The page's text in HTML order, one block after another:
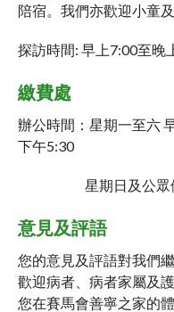
陪宿。我們亦歡迎小童
探訪時間: 早上7:00至晚
繳費處
辦公時間：星期一至六
下午5:30
星期日及公眾假
意見及評語
您的意見及評語對我們
歡迎病者、病者家屬及
您在賽馬會善寧之家的